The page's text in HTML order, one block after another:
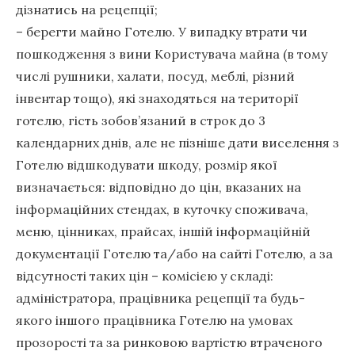
дізнатись на рецепції;
– берегти майно Готелю. У випадку втрати чи
пошкодження з вини Користувача майна (в тому
числі рушники, халати, посуд, меблі, різний
інвентар тощо), які знаходяться на території
готелю, гість зобов’язаний в строк до 3
календарних днів, але не пізніше дати виселення з
Готелю відшкодувати шкоду, розмір якої
визначається: відповідно до цін, вказаних на
інформаційних стендах, в куточку споживача,
меню, цінниках, прайсах, іншій інформаційній
документації Готелю та/або на сайті Готелю, а за
відсутності таких цін – комісією у складі:
адміністратора, працівника рецепції та будь-
якого іншого працівника Готелю на умовах
прозорості та за ринковою вартістю втраченого